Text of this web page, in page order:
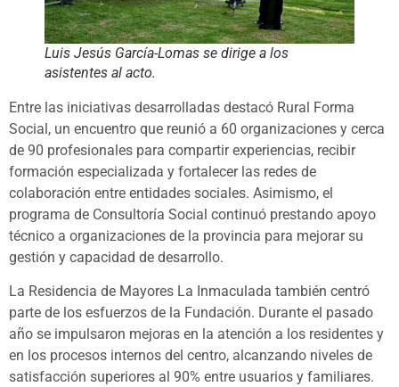
Luis Jesús García-Lomas se dirige a los
asistentes al acto.
Entre las iniciativas desarrolladas destacó Rural Forma
Social, un encuentro que reunió a 60 organizaciones y cerca
de 90 profesionales para compartir experiencias, recibir
formación especializada y fortalecer las redes de
colaboración entre entidades sociales. Asimismo, el
programa de Consultoría Social continuó prestando apoyo
técnico a organizaciones de la provincia para mejorar su
gestión y capacidad de desarrollo.
La Residencia de Mayores La Inmaculada también centró
parte de los esfuerzos de la Fundación. Durante el pasado
año se impulsaron mejoras en la atención a los residentes y
en los procesos internos del centro, alcanzando niveles de
satisfacción superiores al 90% entre usuarios y familiares.